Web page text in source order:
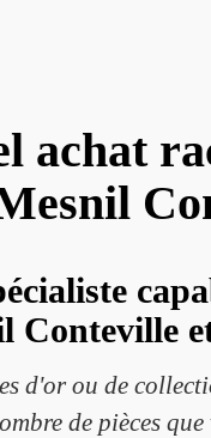
achat
Conteville
d'or ou de
de pièces